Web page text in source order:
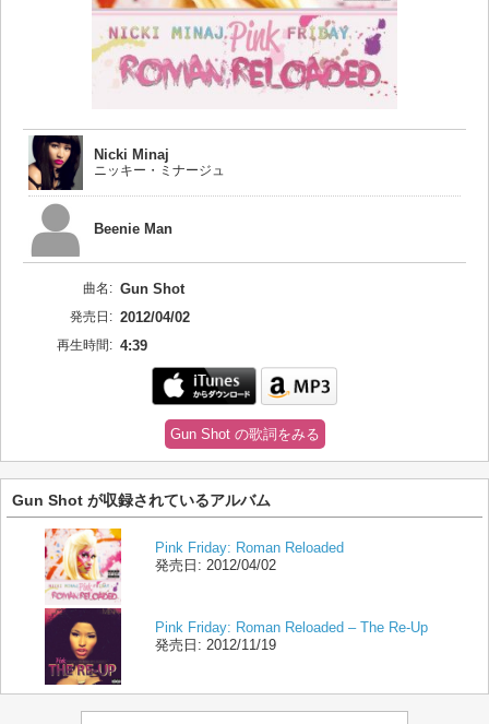
Nicki Minaj
ニッキー・ミナージュ
Beenie Man
曲名: Gun Shot
発売日: 2012/04/02
再生時間: 4:39
Gun Shot の歌詞をみる
Gun Shot が収録されているアルバム
Pink Friday: Roman Reloaded
発売日: 2012/04/02
Pink Friday: Roman Reloaded – The Re-Up
発売日: 2012/11/19